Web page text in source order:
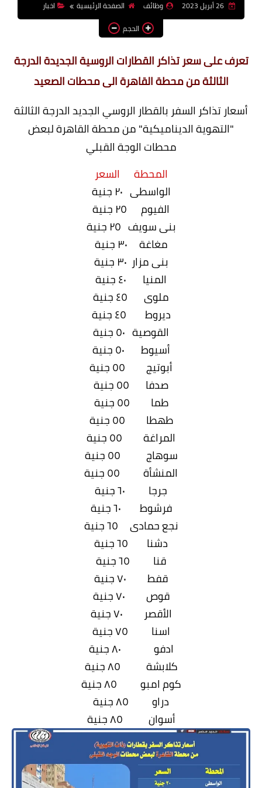
وظائف اعضاء هيئة تدريس
بالجامعات والمعاهد
اخبار
26 أبريل 2023 وظائف الصفحة الرئيسية
اخبار
الحجم
تعرف على سعر تذاكر القطارات الروسية الجديدة الدرجة
الثالثة من محطة القاهرة الى محطات الصعيد
أسعار تذاكر السفر بالقطار الروسي الجديد الدرجة الثالثة
"التهوية الديناميكية" من محطة القاهرة لبعض
محطات الوجة القبلي
المحطة السعر
الواسطى ٢٠ جنية
الفيوم ٢٥ جنية
بنى سويف ٢٥ جنية
مغاغة ٣٠ جنية
بنى مزار ٣٠ جنية
المنيا ٤٠ جنية
ملوى ٤٥ جنية
ديروط ٤٥ جنية
القوصية ٥٠ جنية
أسيوط ٥٠ جنية
أبوتيج ٥٥ جنية
صدفا ٥٥ جنية
طما ٥٥ جنية
طهطا ٥٥ جنية
المراغة ٥٥ جنية
سوهاج ٥٥ جنية
المنشأة ٥٥ جنية
جرجا ٦٠ جنية
فرشوط ٦٠ جنية
نجع حمادى ٦٥ جنية
دشنا ٦٥ جنية
قنا ٦٥ جنية
قفط ٧٠ جنية
قوص ٧٠ جنية
الأقصر ٧٠ جنية
اسنا ٧٥ جنية
ادفو ٨٠ جنية
كلابشة ٨٥ جنية
كوم امبو ٨٥ جنية
دراو ٨٥ جنية
أسوان ٨٥ جنية